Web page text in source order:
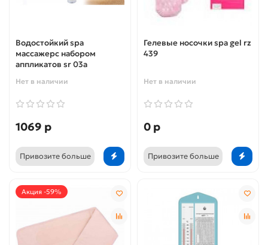
Водостойкий spa
массажерс набором
аппликатов sr 03a
Нет в наличии
1069 р
Привозите больше
Гелевые носочки spa gel rz
439
Нет в наличии
0 р
Привозите больше
Акция -59%